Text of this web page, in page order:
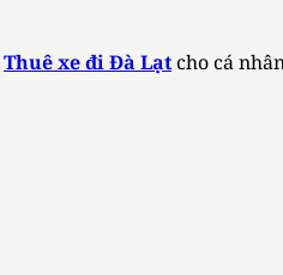
Thuê xe đi Đà Lạtcho cá